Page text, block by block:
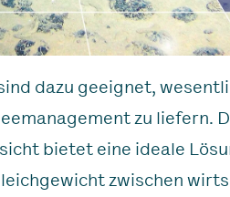
dazu geeignet,
zu liefern.
bietet eine ideale
zwischen